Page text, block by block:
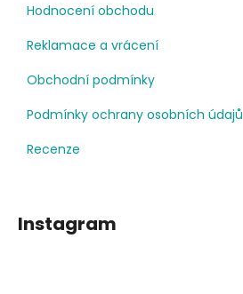
Hodnocení obchodu
Reklamace a vrácení
Obchodní podmínky
Podmínky ochrany osobních údajů
Recenze
Instagram